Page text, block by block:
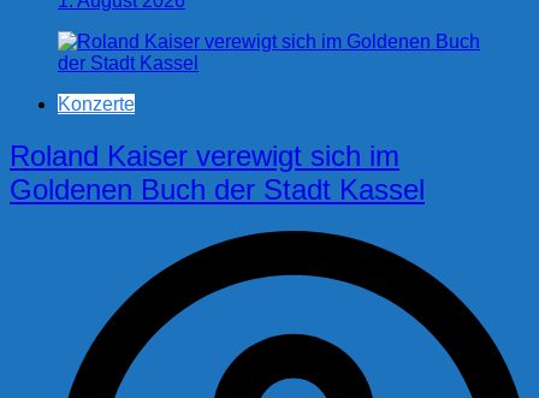
Konzerte
Roland Kaiser verewigt sich im
Goldenen Buch der Stadt Kassel